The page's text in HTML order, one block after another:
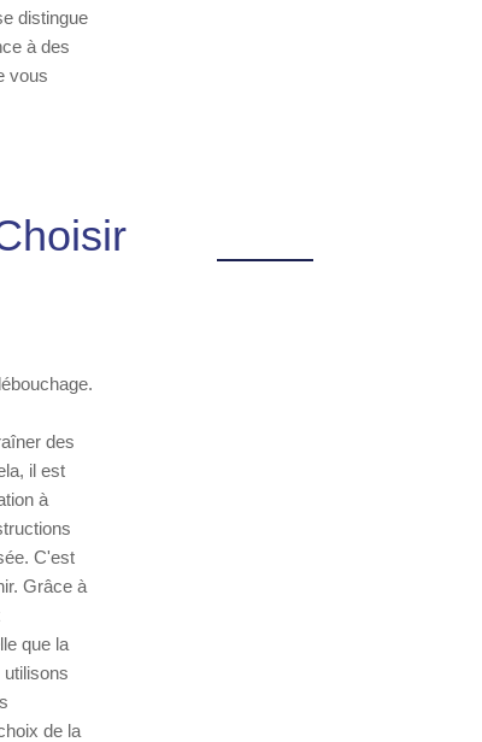
distingue
à des
vous
des
il est
à
C'est
Grâce à
que la
de la